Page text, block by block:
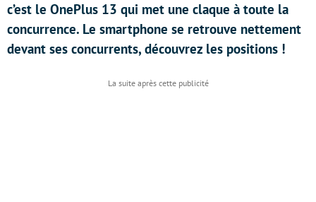
c’est le OnePlus 13 qui met une claque à toute la
concurrence. Le smartphone se retrouve nettement
devant ses concurrents, découvrez les positions !